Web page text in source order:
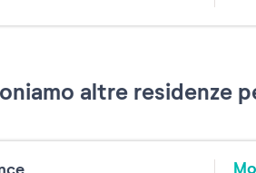
31
altre residenze